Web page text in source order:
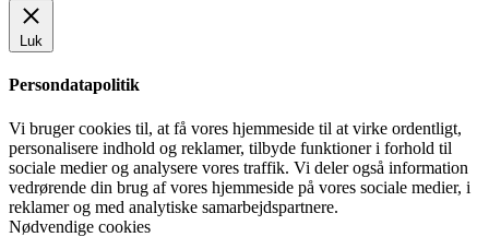
Luk
Persondatapolitik
Vi bruger cookies til, at få vores hjemmeside til at virke ordentligt,
personalisere indhold og reklamer, tilbyde funktioner i forhold til
sociale medier og analysere vores traffik. Vi deler også information
vedrørende din brug af vores hjemmeside på vores sociale medier, i
reklamer og med analytiske samarbejdspartnere.
Nødvendige cookies